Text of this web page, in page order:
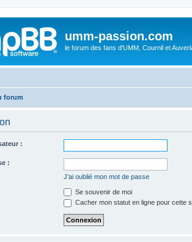
umm-passion.com
le forum des fans d'UMM, Cournil et
forum
:
:
J’ai oublié mon mot de passe
Se souvenir de moi
Cacher mon statut en ligne pour cette